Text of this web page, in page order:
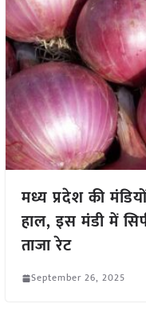
मध्य प्रदेश की
हाल, इस मंडी में
ताजा रेट
September 26, 2025